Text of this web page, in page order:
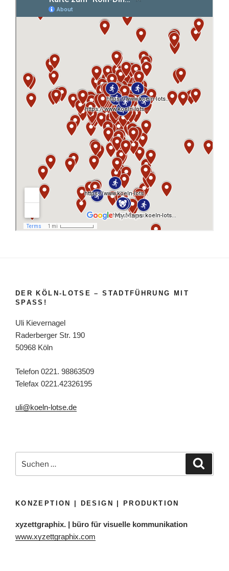
DER KÖLN-LOTSE – STADTFÜHRUNG MIT
SPASS!
Uli Kievernagel
Raderberger Str. 190
50968 Köln
Telefon 0221. 98863509
Telefax 0221.42326195
uli@koeln-lotse.de
nach:
KONZEPTION | DESIGN | PRODUKTION
xyzettgraphix. | büro für visuelle kommunikation
www.xyzettgraphix.com